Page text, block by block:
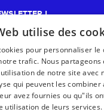
!
utilise des
pour personnaliser le
trafic. Nous partageons
de notre site avec
qui peuvent les combiner
avez fournies ou qu"ils
utilisation de leurs services.